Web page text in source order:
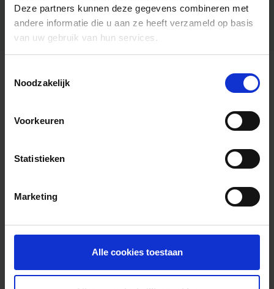
Deze partners kunnen deze gegevens combineren met
andere informatie die u aan ze heeft verzameld op basis
van uw gebruik van hun services.
Noodzakelijk
Voorkeuren
Statistieken
Marketing
Alle cookies toestaan
Algemene informatie
Foto’s ({{photos.length}})